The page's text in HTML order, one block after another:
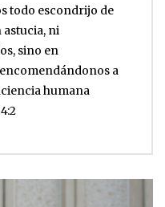
todo escondrijo de
ni
sino en
a
humana